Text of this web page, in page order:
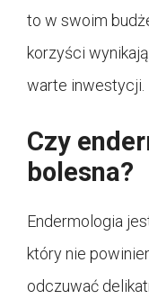
to w swoim
korzyści
warte inwestycji.
Czy
bolesna?
Endermologia
który nie
odczuwać